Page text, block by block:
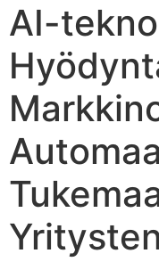
AI-